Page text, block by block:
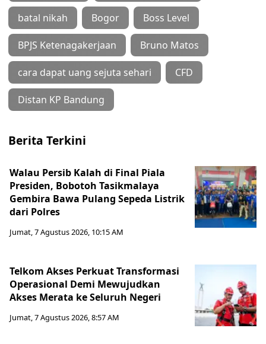
batal nikah Bogor Boss Level
BPJS Ketenagakerjaan Bruno Matos
cara dapat uang sejuta sehari CFD
Distan KP Bandung
Berita Terkini
Walau Persib Kalah di Final Piala
Presiden, Bobotoh Tasikmalaya
Gembira Bawa Pulang Sepeda Listrik
dari Polres
Jumat, 7 Agustus 2026, 10:15 AM
Telkom Akses Perkuat Transformasi
Operasional Demi Mewujudkan
Akses Merata ke Seluruh Negeri
Jumat, 7 Agustus 2026, 8:57 AM